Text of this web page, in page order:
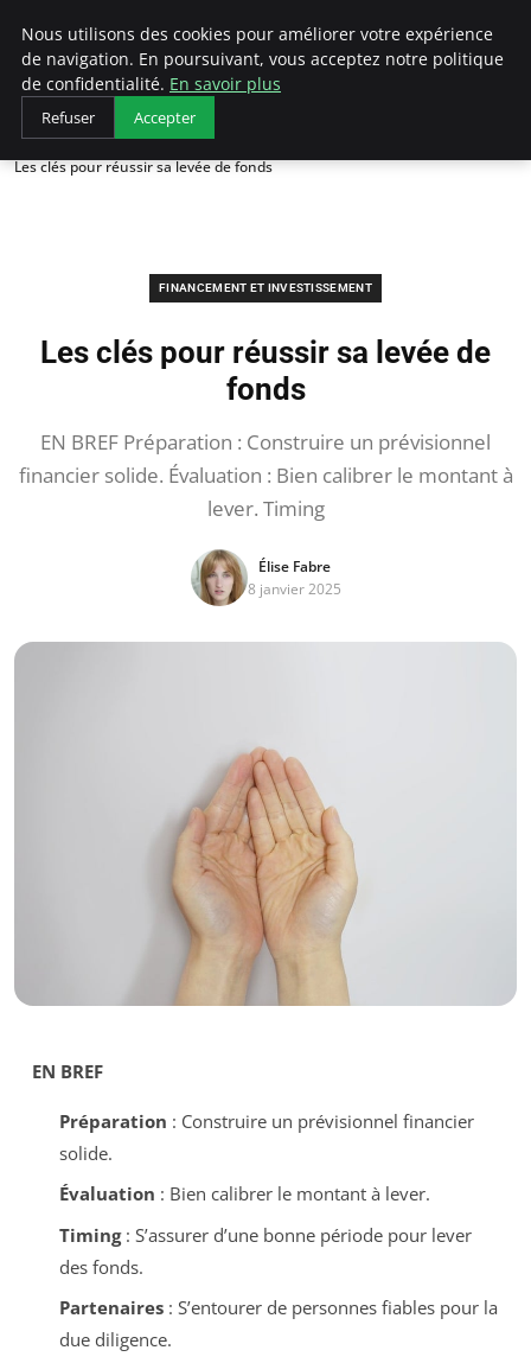
LECFCM
Accueil
Financement et investissement
Les clés pour réussir sa levée de fonds
FINANCEMENT ET INVESTISSEMENT
Les clés pour réussir sa levée de
fonds
EN BREF Préparation : Construire un prévisionnel
financier solide. Évaluation : Bien calibrer le montant à
lever. Timing
Élise Fabre
8 janvier 2025
EN BREF
Préparation : Construire un prévisionnel financier
solide.
Évaluation : Bien calibrer le montant à lever.
Timing: S’assurer d’une bonne période pour lever
des fonds.
Partenaires: S’entourer de personnes fiables pour la
due diligence.
Nous utilisons des cookies pour améliorer votre expérience
de navigation. En poursuivant, vous acceptez notre politique
de confidentialité. En savoir plus
Refuser Accepter